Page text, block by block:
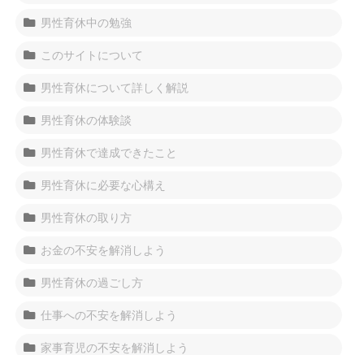
男性育休中の勉強
このサイトについて
男性育休について詳しく解説
男性育休の体験談
男性育休で達成できたこと
男性育休に必要な心構え
男性育休の取り方
お金の不安を解消しよう
男性育休の過ごし方
仕事への不安を解消しよう
家事育児の不安を解消しよう